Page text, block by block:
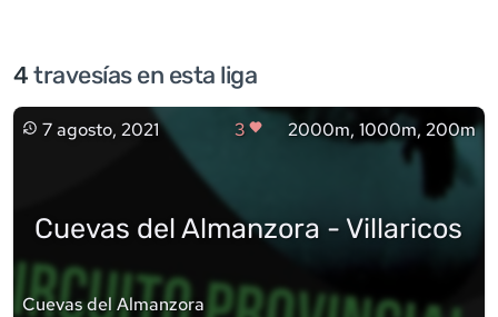
4 travesíasen esta liga
7 agosto, 2021 3 2000m, 1000m, 200m
Cuevas del Almanzora - Villaricos
Cuevas del Almanzora